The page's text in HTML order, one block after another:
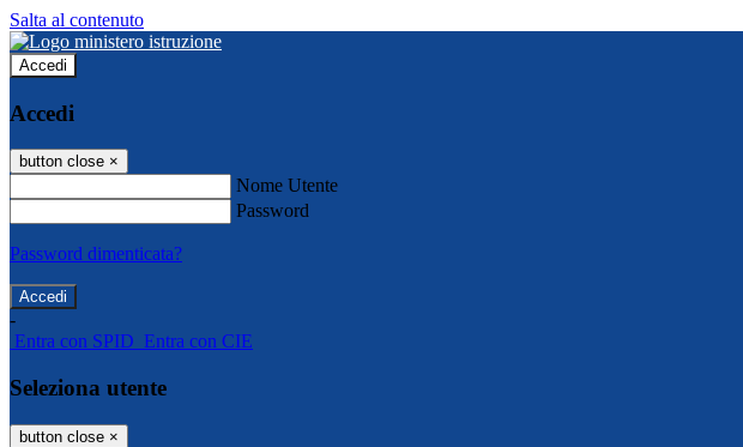
Salta al contenuto
Accedi
Accedi
button close ×
Nome Utente
Password
Password dimenticata?
-
Entra con SPID Entra con CIE
Seleziona utente
button close ×